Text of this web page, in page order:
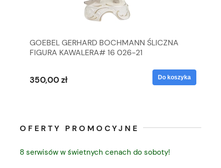
GOEBEL GERHARD BOCHMANN ŚLICZNA
FIGURA KAWALERA# 16 026-21
350,00 zł Do koszyka
OFERTY PROMOCYJNE
8 serwisów w świetnych cenach do soboty!